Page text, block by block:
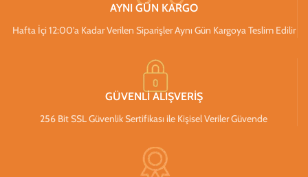
AYNI GÜN KARGO
Hafta İçi 12:00’a Kadar Verilen Siparişler Aynı Gün Kargoya Teslim Edilir
GÜVENLİ ALIŞVERİŞ
256 Bit SSL Güvenlik Sertifikası ile Kişisel Veriler Güvende